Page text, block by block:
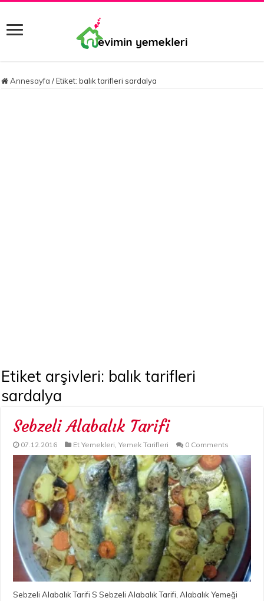
Annesayfa / Etiket:balık tarifleri sardalya
Etiket arşivleri: balık tarifleri
sardalya
Sebzeli Alabalık Tarifi
07.12.2016 Et Yemekleri,Yemek Tarifleri 0 Comments
Sebzeli Alabalık Tarifi S Sebzeli Alabalık Tarifi, Alabalık Yemeği